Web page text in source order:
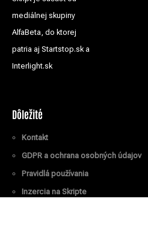
mediálnej skupiny
AlfaBeta, do ktorej
patria aj Startstop.sk a
Interlight.sk
Dôležité
Kontakt
GDPR a ochrana osobných údajov
Pravidlá používania
Inzercia na Skripte